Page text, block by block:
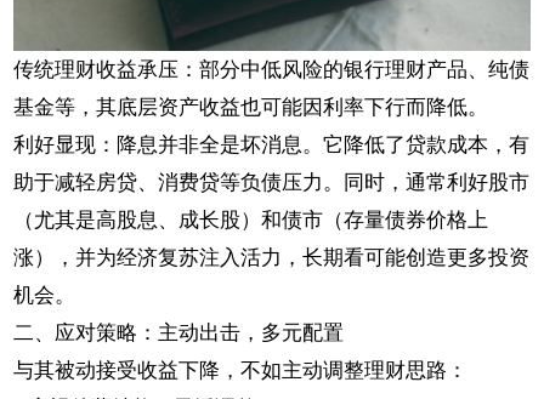
传统理财收益承压：部分中低风险的银行理财产品、纯债
基金等，其底层资产收益也可能因利率下行而降低。
利好显现：降息并非全是坏消息。它降低了贷款成本，有
助于减轻房贷、消费贷等负债压力。同时，通常利好股市
（尤其是高股息、成长股）和债市（存量债券价格上
涨），并为经济复苏注入活力，长期看可能创造更多投资
机会。
二、应对策略：主动出击，多元配置
与其被动接受收益下降，不如主动调整理财思路：